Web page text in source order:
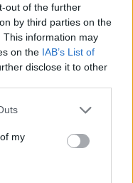
out of the further
by third parties on the
This information may
on the IAB’s List of
disclose it to other
my